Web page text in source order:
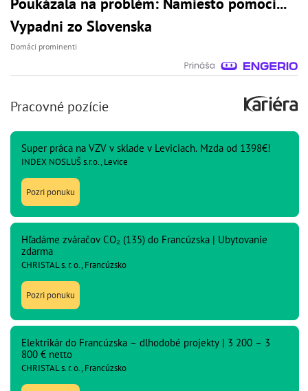
Vypadni zo Slovenska
Domáci prominenti
Pracovné pozície
Super práca na VZV v sklade v Leviciach. Mzda od 1398€!
INDEX NOSLUŠ s.r.o., Levice
Pozri ponuku
Hľadáme zváračov CO₂ (135) do Francúzska | Ubytovanie
zdarma
CHRISTAL s. r. o., Francúzsko
Pozri ponuku
Elektrikár do Francúzska – dlhodobé projekty | 3 200 – 3
800 € netto
CHRISTAL s. r. o., Francúzsko